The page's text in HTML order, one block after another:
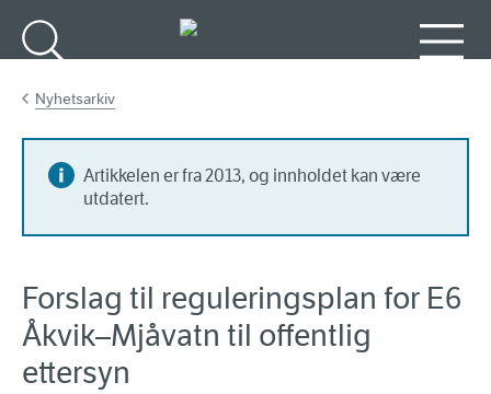
Nyhetsarkiv
Artikkelen er fra 2013, og innholdet kan være
utdatert.
Forslag til reguleringsplan for E6
Åkvik–Mjåvatn til offentlig
ettersyn